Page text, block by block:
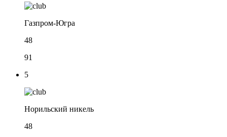
Газпром-Югра
48
91
5
Норильский никель
48